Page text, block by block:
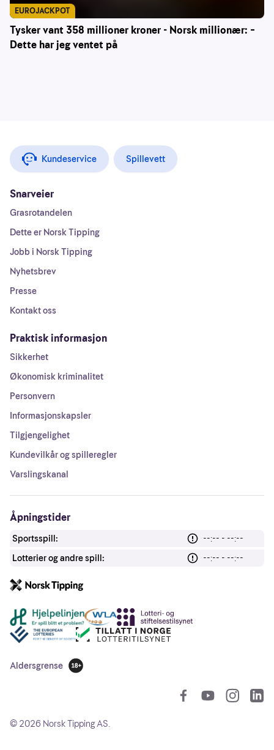
Tysker vant 358 millioner kroner - Norsk millionær: –
Dette har jeg ventet på
EUROJACKPOT
Kundeservice Spillevett
Snarveier
Grasrotandelen
Dette er Norsk Tipping
Jobb i Norsk Tipping
Nyhetsbrev
Presse
Kontakt oss
Praktisk informasjon
Sikkerhet
Økonomisk kriminalitet
Personvern
Informasjonskapsler
Tilgjengelighet
Kundevilkår og spilleregler
Varslingskanal
Åpningstider
Sportsspill:
--:-- - --:--
Lotterier og andre spill:
--:-- - --:--
Andre lenker
Aldersgrense
18 år
© 2026 Norsk Tipping AS.